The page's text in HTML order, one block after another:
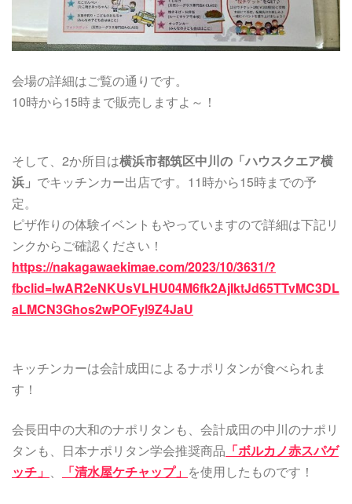
会場の詳細はご覧の通りです。
10時から15時まで販売しますよ～！
そして、2か所目は横浜市都筑区中川の「ハウスクエア横
浜」 でキッチンカー出店です。11時から15時までの予
定。
ピザ作りの体験イベントもやっていますので詳細は下記リ
ンクからご確認ください！
https://nakagawaekimae.com/2023/10/3631/?
fbclid=IwAR2eNKUsVLHU04M6fk2AjIktJd65TTvMC3DL
aLMCN3Ghos2wPOFyl9Z4JaU
キッチンカーは会計成田によるナポリタンが食べられま
す！
会長田中の大和のナポリタンも、会計成田の中川のナポリ
タンも、日本ナポリタン学会推奨商品 「ボルカノ赤スパゲ
ッチ」 、 「清水屋ケチャップ」 を使用したものです！